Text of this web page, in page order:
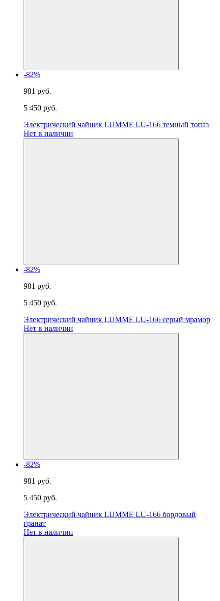
-82%
981 руб.
5 450 руб.
Электрический чайник LUMME LU-166 темный топаз
Нет в наличии
-82%
981 руб.
5 450 руб.
Электрический чайник LUMME LU-166 серый мрамор
Нет в наличии
-82%
981 руб.
5 450 руб.
Электрический чайник LUMME LU-166 бордовый
гранат
Нет в наличии